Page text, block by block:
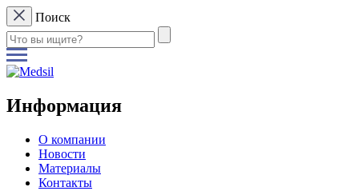
Поиск
Информация
О компании
Новости
Материалы
Контакты